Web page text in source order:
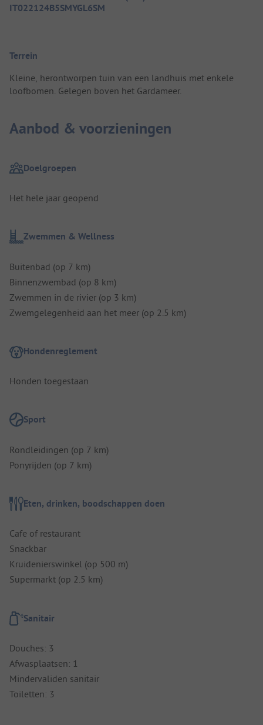
IT022124B5SMYGL6SM
Terrein
Kleine, herontworpen tuin van een landhuis met enkele
loofbomen. Gelegen boven het Gardameer.
Aanbod & voorzieningen
Doelgroepen
Het hele jaar geopend
Zwemmen & Wellness
Buitenbad (op 7 km)
Binnenzwembad (op 8 km)
Zwemmen in de rivier (op 3 km)
Zwemgelegenheid aan het meer (op 2.5 km)
Hondenreglement
Honden toegestaan
Sport
Rondleidingen (op 7 km)
Ponyrijden (op 7 km)
Eten, drinken, boodschappen doen
Cafe of restaurant
Snackbar
Kruidenierswinkel (op 500 m)
Supermarkt (op 2.5 km)
Sanitair
Douches: 3
Afwasplaatsen: 1
Mindervaliden sanitair
Toiletten: 3